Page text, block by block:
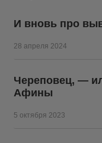
И вновь про
28 апреля 2024
Череповец, —
Афины
5 октября 2023